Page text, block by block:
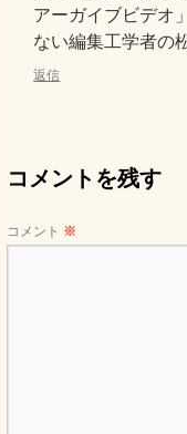
アーガイブビデオ
ない編集工学者の
返信
コメントを残す
コメント ※